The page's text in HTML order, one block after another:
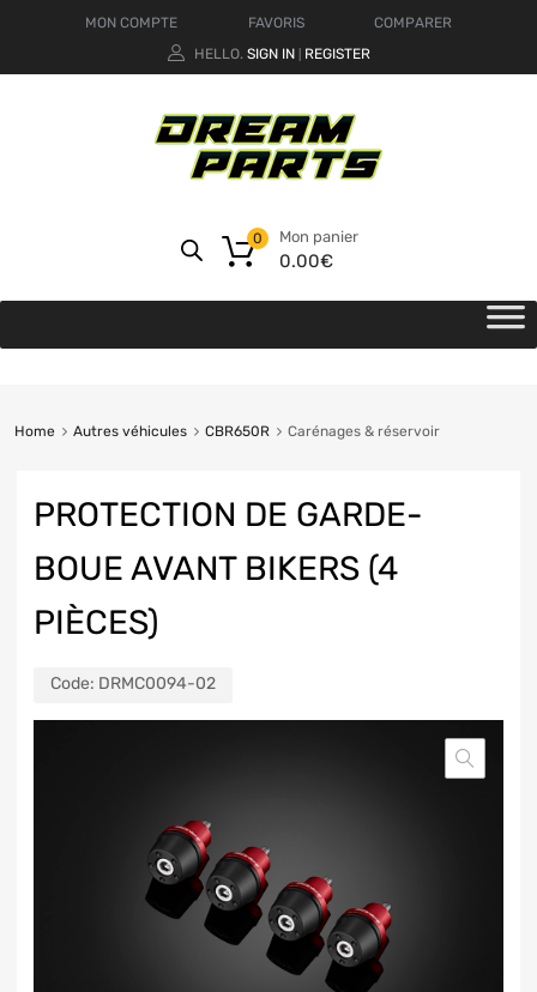
MON COMPTE FAVORIS
COMPARER
HELLO. SIGN IN REGISTER
Mon panier
0.00€
0
Home Autres véhicules CBR650R Carénages & réservoir
PROTECTION DE GARDE-
BOUE AVANT BIKERS (4
PIÈCES)
Code: DRMC0094-02